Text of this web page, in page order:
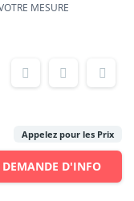
MESURE
Appelez pour les Prix
DEMANDE D'INFO